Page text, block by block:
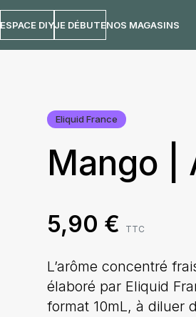
ESPACE DIYJE DÉBUTENOS MAGASINS
Eliquid France
Mango |
5,90 € TTC
L’arôme concentré
élaboré par Eliquid
format 10mL, à diluer